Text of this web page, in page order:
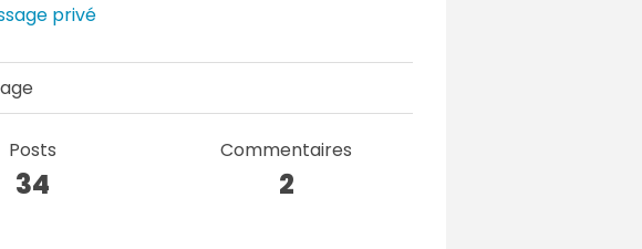
privé
Posts
34
Commentaires
2